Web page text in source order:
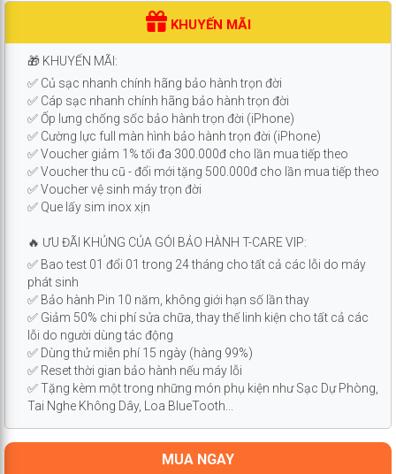
KHUYẾN MÃI
🎁 KHUYẾN MÃI:
✅ Củ sạc nhanh chính hãng bảo hành trọn đời
✅ Cáp sạc nhanh chính hãng bảo hành trọn đời
✅ Ốp lưng chống sốc bảo hành trọn đời (iPhone)
✅ Cường lực full màn hình bảo hành trọn đời (iPhone)
✅ Voucher giảm 1% tối đa 300.000đ cho lần mua tiếp theo
✅ Voucher thu cũ - đổi mới tặng 500.000đ cho lần mua tiếp theo
✅ Voucher vệ sinh máy trọn đời
✅ Que lấy sim inox xịn
🔥 ƯU ĐÃI KHỦNG CỦA GÓI BẢO HÀNH T-CARE VIP:
✅ Bao test 01 đổi 01 trong 24 tháng cho tất cả các lỗi do máy
phát sinh
✅ Bảo hành Pin 10 năm, không giới hạn số lần thay
✅ Giảm 50% chi phí sửa chữa, thay thế linh kiện cho tất cả các
lỗi do người dùng tác động
✅ Dùng thử miễn phí 15 ngày (hàng 99%)
✅ Reset thời gian bảo hành nếu máy lỗi
✅ Tặng kèm một trong những món phụ kiện như Sạc Dự Phòng,
Tai Nghe Không Dây, Loa BlueTooth...
MUA NGAY